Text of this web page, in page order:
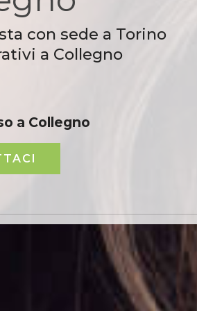
con sede a Torino
a Collegno
a Collegno